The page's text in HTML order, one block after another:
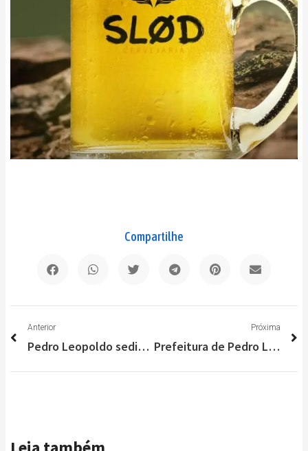
Compartilhe
Anterior
Pedro Leopoldo sedia evento de corrida “Circuito das cidades”
Próxima
Prefeitura de Pedro Leopoldo realiza mutirão de cirurgias de catarata